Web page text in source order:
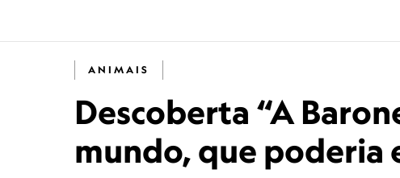
ANIMAIS
Descoberta “A
mundo, que poderia